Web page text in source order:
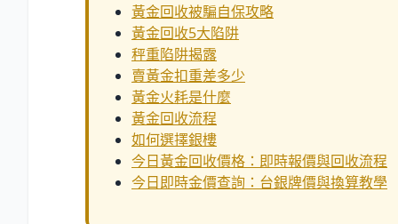
黃金回收被騙自保攻略
黃金回收5大陷阱
秤重陷阱揭露
賣黃金扣重差多少
黃金火耗是什麼
黃金回收流程
如何選擇銀樓
今日黃金回收價格：即時報價與回收流程
今日即時金價查詢：台銀牌價與換算教學